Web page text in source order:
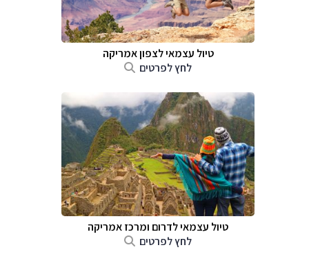
טיול עצמאי לצפון אמריקה
לחץ לפרטים
טיול עצמאי לדרום ומרכז אמריקה
לחץ לפרטים